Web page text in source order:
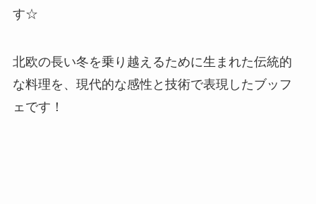
す☆
北欧の長い冬を乗り越えるために生まれた伝統的
な料理を、現代的な感性と技術で表現したブッフ
ェです！